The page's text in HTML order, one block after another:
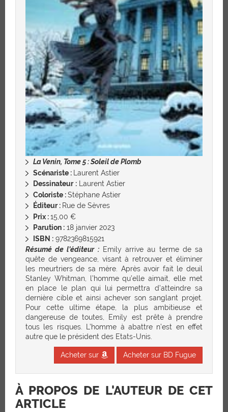
La Venin, Tome 5 : Soleil de Plomb
Scénariste :
Laurent Astier
Dessinateur : Laurent Astier
Coloriste :Stéphane Astier
Éditeur : Rue de Sèvres
Prix :15,00 €
Parution : 18 janvier 2023
ISBN : 9782369815921
Résumé de l’éditeur :Emily arrive au terme de sa
quête de vengeance, visant à retrouver et éliminer
les meurtriers de sa mère. Après avoir fait le deuil
Stanley Whitman, l’homme qu’elle aimait, elle met
en place le plan qui lui permettra d’atteindre sa
dernière cible et ainsi achever son sanglant projet.
Pour cette ultime étape, la plus ambitieuse et
dangereuse de toutes, Emily est prête à prendre
tous les risques. L’homme à abattre n’est en effet
autre que le président des Etats-Unis.
Acheter sur Acheter sur BD Fugue
À PROPOS DE L'AUTEUR DE CET
ARTICLE